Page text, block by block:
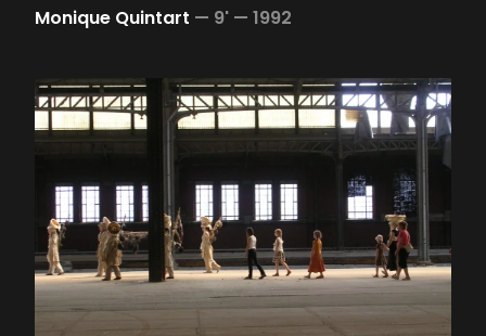
Monique Quintart — 9' — 1992